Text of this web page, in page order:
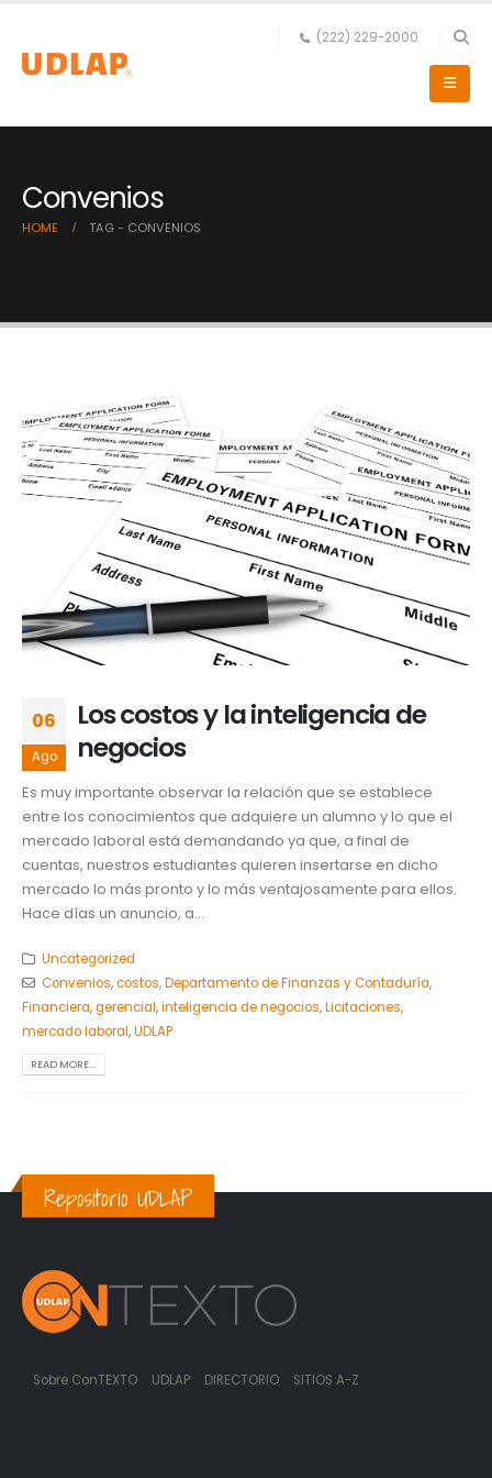
(222) 229-2000
Convenios
HOME TAG - CONVENIOS
06
Ago
Los costos y la inteligencia de
negocios
Es muy importante observar la relación que se establece
entre los conocimientos que adquiere un alumno y lo que el
mercado laboral está demandando ya que, a final de
cuentas, nuestros estudiantes quieren insertarse en dicho
mercado lo más pronto y lo más ventajosamente para ellos.
Hace días un anuncio, a...
Uncategorized
Convenios,costos,Departamento de Finanzas y Contaduría,
Financiera,gerencial,inteligencia de negocios,Licitaciones,
mercado laboral,UDLAP
READ MORE...
Repositorio UDLAP
Sobre ConTEXTO UDLAP DIRECTORIO SITIOS A-Z